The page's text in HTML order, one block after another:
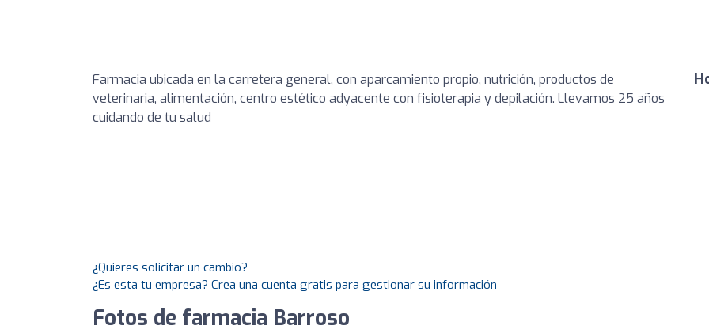
Farmacia ubicada en la carretera general, con aparcamiento propio, nutrición, productos de
veterinaria, alimentación, centro estético adyacente con fisioterapia y depilación. Llevamos 25 años
cuidando de tu salud
¿Quieres solicitar un cambio?
¿Es esta tu empresa? Crea una cuenta gratis para gestionar su información
Fotos de farmacia Barroso